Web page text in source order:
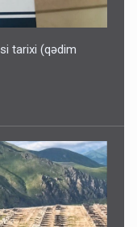
tarixi (qədim